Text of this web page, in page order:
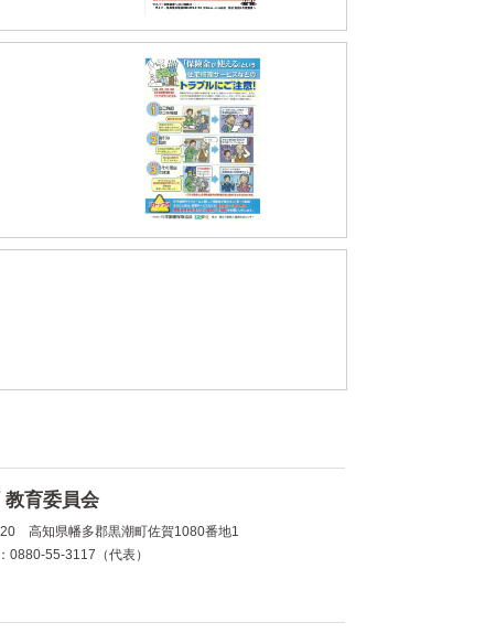
教育委員会
高知県幡多郡黒潮町佐賀1080番地1
0880-55-3117（代表）